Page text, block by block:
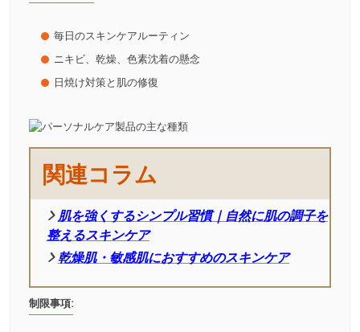
毎日のスキンケアルーティン
ニキビ、乾燥、色素沈着の懸念
日焼け対策と肌の修復
関連コラム
肌を強くするシンプル習慣｜自然に肌の調子を
整えるスキンケア
乾燥肌・敏感肌におすすめのスキンケア
制限事項: